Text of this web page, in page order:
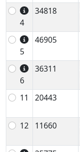
4
34818
5
46905
6
36311
11
20443
12
11660